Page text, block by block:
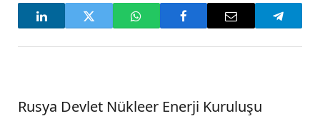
Rusya Devlet Nükleer Enerji Kuruluşu